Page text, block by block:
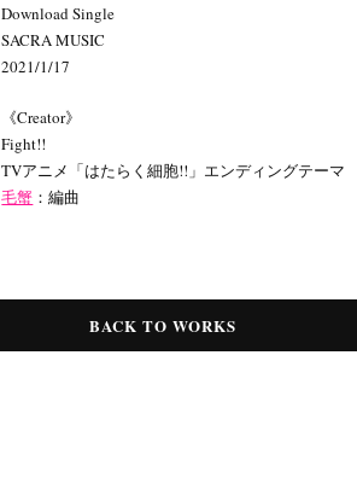
Download Single
SACRA MUSIC
2021/1/17
《Creator》
Fight!!
TVアニメ「はたらく細胞!!」エンディングテーマ
毛蟹 ：編曲
BACK TO WORKS